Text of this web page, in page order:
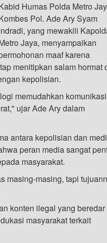
Humas Polda Metro
Pol. Ade Ary Syam
yang mewakili
Jaya, menyampaikan
maaf karena
menitipkan salam hormat
kepolisian.
memudahkan komunikasi
ujar Ade Ary dalam
antara kepolisian dan
peran media sangat
masyarakat.
masing-masing, tapi
konten ilegal yang beredar
masyarakat terkait